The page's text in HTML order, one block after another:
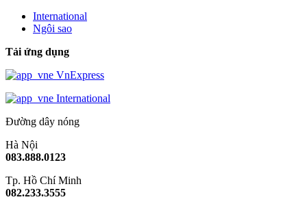
International
Ngôi sao
Tải ứng dụng
VnExpress
International
Đường dây nóng
Hà Nội
083.888.0123
Tp. Hồ Chí Minh
082.233.3555